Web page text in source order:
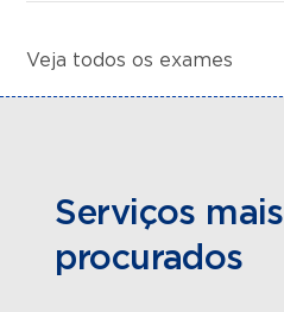
Veja todos os exames
Serviços mais
procurados